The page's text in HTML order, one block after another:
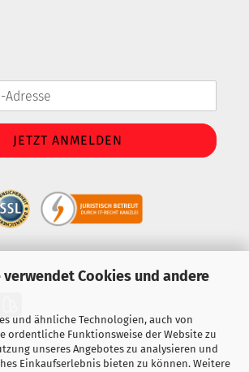
verwendet Cookies und andere
und ähnliche Technologien, auch von
ordentliche Funktionsweise der Website zu
unseres Angebotes zu analysieren und
Einkaufserlebnis bieten zu können. Weitere